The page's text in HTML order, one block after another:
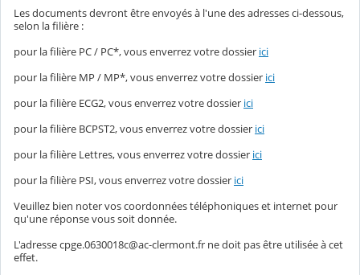
Les documents devront être envoyés à l'une des adresses ci-dessous,
selon la filière :
pour la filière PC / PC*, vous enverrez votre dossier ici
pour la filière MP / MP*, vous enverrez votre dossier ici
pour la filière ECG2, vous enverrez votre dossier ici
pour la filière BCPST2, vous enverrez votre dossier ici
pour la filière Lettres, vous enverrez votre dossier ici
pour la filière PSI, vous enverrez votre dossier ici
Veuillez bien noter vos coordonnées téléphoniques et internet pour
qu'une réponse vous soit donnée.
L'adresse cpge.0630018c@ac-clermont.fr ne doit pas être utilisée à cet
effet.